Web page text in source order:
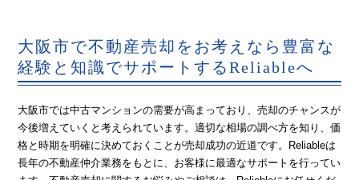
大阪市で不動産売却をお考えなら豊富な
経験と知識でサポートするReliableへ
大阪市では中古マンションの需要が高まっており、売却のチャンスが
今後増えていくと考えられています。適切な相場の調べ方を知り、価
格と時期を明確に決めておくことが売却成功の近道です。Reliableは
長年の不動産仲介業務をもとに、お客様に最適なサポートを行ってい